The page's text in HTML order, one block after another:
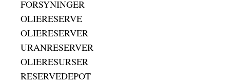
FORSYNINGER
OLIERESERVE
OLIERESERVER
URANRESERVER
OLIERESURSER
RESERVEDEPOT